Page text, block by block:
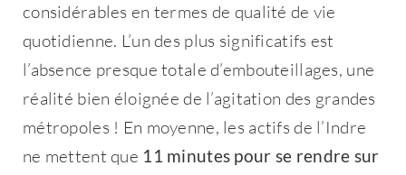
considérables en termes de qualité de vie
quotidienne. L’un des plus significatifs est
l’absence presque totale d’embouteillages, une
réalité bien éloignée de l’agitation des grandes
métropoles ! En moyenne, les actifs de l’Indre
ne mettent que 11 minutes pour se rendre sur